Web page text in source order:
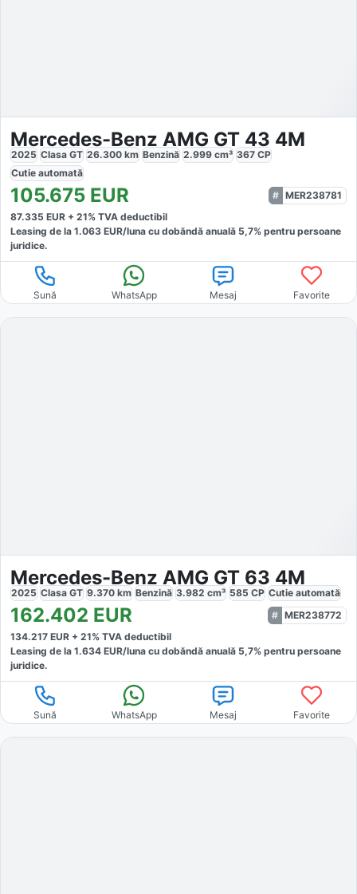
Mercedes-Benz AMG GT 43 4M
2025 Clasa GT 26.300 km Benzină 2.999 cm³ 367 CP
Cutie automată
105.675 EUR
MER238781
87.335 EUR + 21% TVA deductibil
Leasing de la 1.063 EUR/luna cu dobăndă anuală 5,7% pentru persoane
juridice.
Sună WhatsApp Mesaj Favorite
Mercedes-Benz AMG GT 63 4M
2025 Clasa GT 9.370 km Benzină 3.982 cm³ 585 CP Cutie automată
162.402 EUR
MER238772
134.217 EUR + 21% TVA deductibil
Leasing de la 1.634 EUR/luna cu dobăndă anuală 5,7% pentru persoane
juridice.
Sună WhatsApp Mesaj Favorite